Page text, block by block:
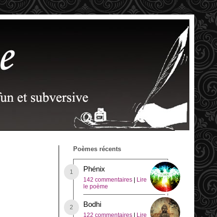
Poèmes récents
Phénix
142 commentaires
Lire
le poème
Bodhi
122 commentaires Lire